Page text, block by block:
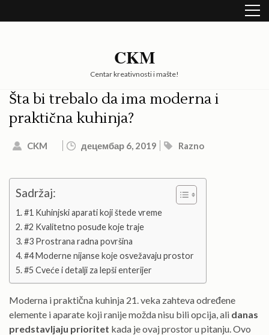
to
CKM
Centar kreativnosti i mašte!
Šta bi trebalo da ima moderna i
praktična kuhinja?
CKM децембар 6, 2019 Razno
Sadržaj:
#1 Kuhinjski aparati koji štede vreme
#2 Kvalitetno posuđe koje traje
#3 Prostrana radna površina
#4 Moderne nijanse koje osvežavaju prostor
#5 Cveće i detalji za lepši enterijer
Moderna i praktična kuhinja 21. veka zahteva određene
elemente i aparate koji ranije možda nisu bili opcija, ali danas
predstavljaju prioritet kada je ovaj prostor u pitanju. Ovo